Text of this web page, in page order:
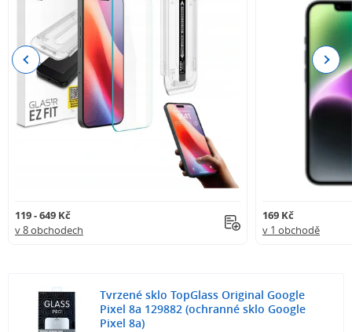
119 - 649 Kč
v 8 obchodech
169 Kč
v 1 obchodě
Previous Next
Tvrzené sklo TopGlass Original Google
Pixel 8a 129882 (ochranné sklo Google
Pixel 8a)